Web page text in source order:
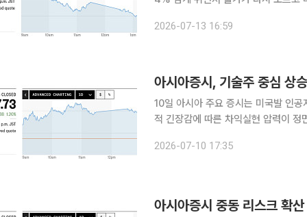
동반 하락했다. 다만 홍콩은
2026-07-13 16:59
아시아증시, 기술주 중심
10일 아시아 주요 증시는 미국발 인
적 긴장감에 따른 차익실현 압력이
2026-07-10 17:35
아시아증시 중동 리스크